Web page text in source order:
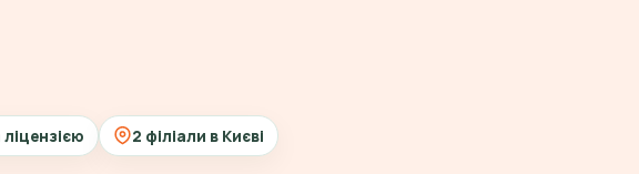
2 філіали в Києві